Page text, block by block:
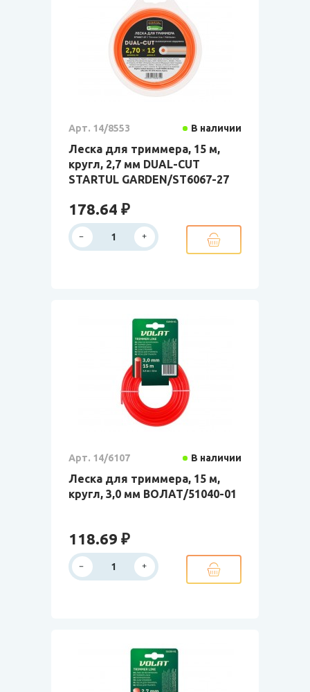
Арт. 14/8553 В наличии
Леска для триммера, 15 м,
кругл, 2,7 мм DUAL-CUT
STARTUL GARDEN/ST6067-27
178.64 ₽
Арт. 14/6107 В наличии
Леска для триммера, 15 м,
кругл, 3,0 мм ВОЛАТ/51040-01
118.69 ₽